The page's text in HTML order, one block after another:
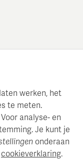
gestructureerde
werken, het
te meten.
analyse- en
Je kunt je
onderaan
cookieverklaring.